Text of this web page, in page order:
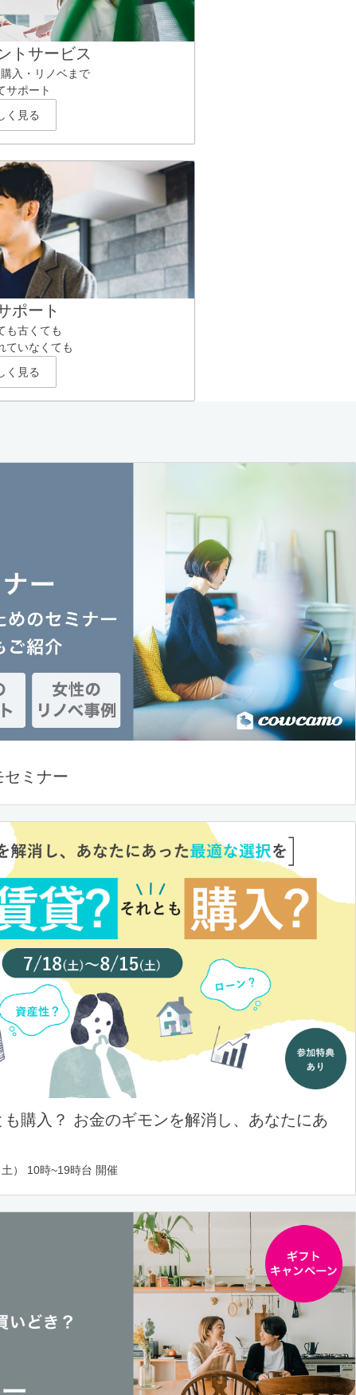
トサービス
入・リノベまで
サポート
く見る
ポート
も古くても
ていなくても
く見る
ミナー
購入？ お金のギモンを解消し、あなたにあ
） 10時~19時台 開催